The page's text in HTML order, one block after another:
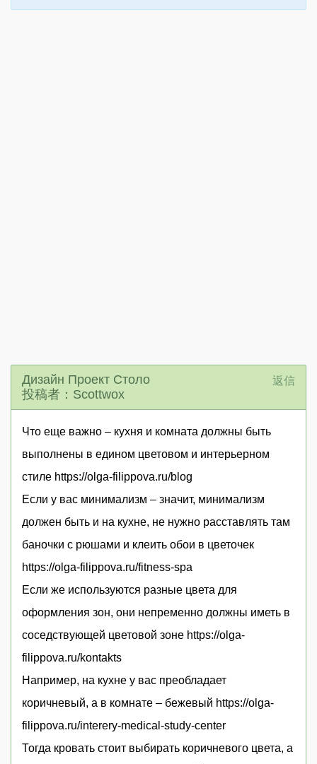
Дизайн Проект Столо
投稿者：Scottwox
返信
Что еще важно – кухня и комната должны быть
выполнены в едином цветовом и интерьерном
стиле https://olga-filippova.ru/blog
Если у вас минимализм – значит, минимализм
должен быть и на кухне, не нужно расставлять там
баночки с рюшами и клеить обои в цветочек
https://olga-filippova.ru/fitness-spa
Если же используются разные цвета для
оформления зон, они непременно должны иметь в
соседствующей цветовой зоне https://olga-
filippova.ru/kontakts
Например, на кухне у вас преобладает
коричневый, а в комнате – бежевый https://olga-
filippova.ru/interery-medical-study-center
Тогда кровать стоит выбирать коричневого цвета, а